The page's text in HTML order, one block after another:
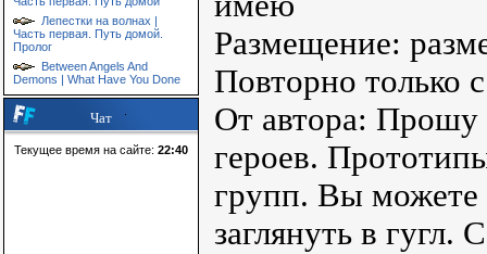
Лепестки на волнах |
Часть первая. Путь домой.
Пролог
Between Angels And
Demons | What Have You Done
Чат
Текущее время на сайте: 22:40
Размещение:
Повторно только
От автора: Прошу
героев.
групп. Вы можете
заглянуть в гугл.